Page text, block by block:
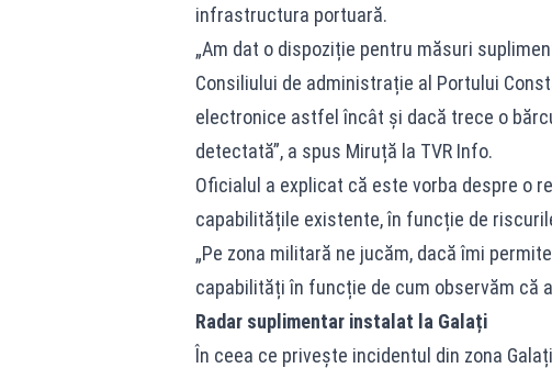
infrastructura portuară.
„Am dat o dispoziție pentru măsuri
Consiliului de administrație al Portului
electronice astfel încât și dacă trece o
detectată”, a spus Miruță la TVR Info.
Oficialul a explicat că este vorba despre o
capabilitățile existente, în funcție de
„Pe zona militară ne jucăm, dacă îmi
capabilități în funcție de cum observăm că
Radar suplimentar instalat la Galați
În ceea ce privește incidentul din zona